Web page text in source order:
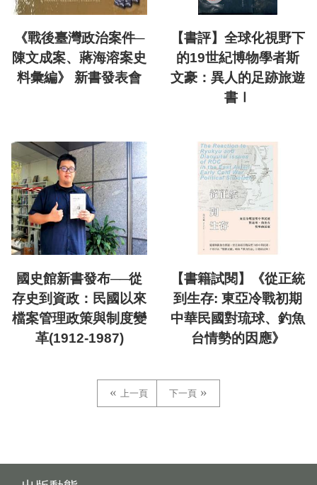
《戰後臺灣政治案件─
陳文成案、蔣海溶案史
料彙編》 新書發表會
【書評】全球化視野下
的19世紀博物學者斯
文豪：異人的足跡旅遊
書Ⅰ
國史館新書發布──從
存史到資政：民國以來
檔案管理政策與制度變
革(1912-1987)
【書籍試閱】《從正統
到生存: 東亞冷戰初期
中華民國對琉球、釣魚
台情勢的因應》
上一頁 下一頁